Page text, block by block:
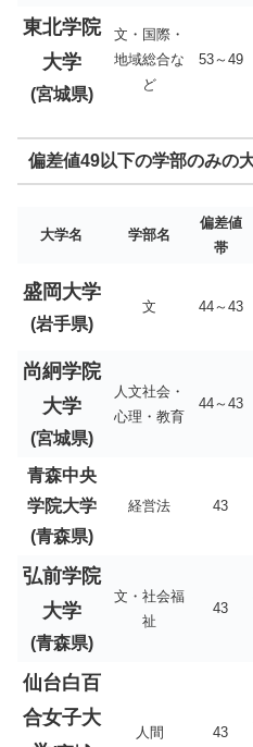
東北学院
大学
(宮城県)
文・国際・
地域総合な
ど
53～49
偏差値49以下の学部のみの
大学名 学部名
偏差値
帯
盛岡大学
(岩手県)
文 44～43
尚絅学院
大学
(宮城県)
人文社会・
心理・教育
44～43
青森中央
学院大学
(青森県)
経営法 43
弘前学院
大学
(青森県)
文・社会福
祉
43
仙台白百
合女子大
人間 43